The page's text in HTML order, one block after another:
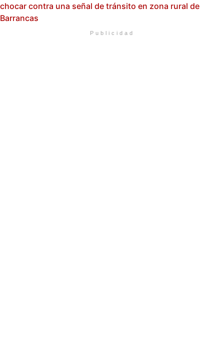
chocar contra una señal de tránsito en zona rural de
Barrancas
Publicidad